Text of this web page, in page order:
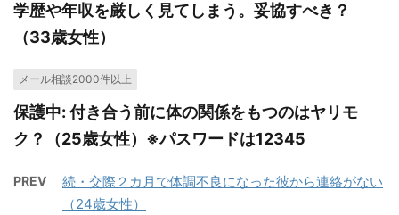
学歴や年収を厳しく見てしまう。妥協すべき？
（33歳女性）
メール相談2000件以上
保護中: 付き合う前に体の関係をもつのはヤリモ
ク？（25歳女性）※パスワードは12345
PREV
続・交際２カ月で体調不良になった彼から連絡がない
（24歳女性）